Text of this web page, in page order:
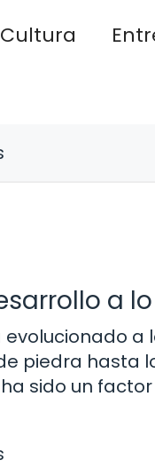
Cultura
a
piedra hasta
sido un